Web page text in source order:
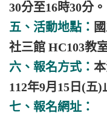
30分至16時30分。
五、活動地點：
社三館 HC103教
六、報名方式：
112年9月15日(五)
七、報名網址：